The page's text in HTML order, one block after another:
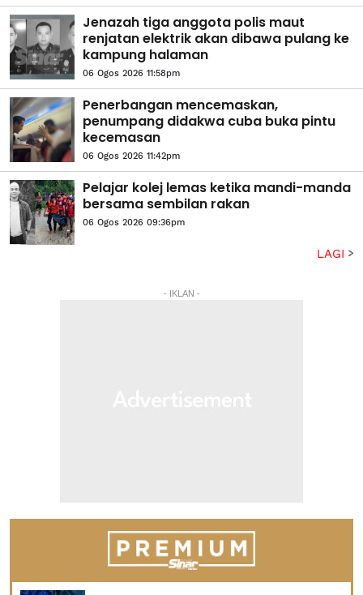
Jenazah tiga anggota polis maut
renjatan elektrik akan dibawa pulang ke
kampung halaman
06 Ogos 2026 11:58pm
Penerbangan mencemaskan,
penumpang didakwa cuba buka pintu
kecemasan
06 Ogos 2026 11:42pm
Pelajar kolej lemas ketika mandi-manda
bersama sembilan rakan
06 Ogos 2026 09:36pm
LAGI
- IKLAN -